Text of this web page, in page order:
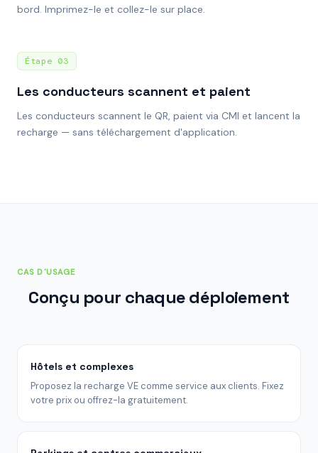
bord. Imprimez-le et collez-le sur place.
Étape 03
Les conducteurs scannent et paient
Les conducteurs scannent le QR, paient via CMI et lancent la
recharge — sans téléchargement d'application.
CAS D'USAGE
Conçu pour chaque déploiement
Hôtels et complexes
Proposez la recharge VE comme service aux clients. Fixez
votre prix ou offrez-la gratuitement.